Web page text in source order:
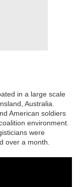
in a large scale
Australia.
American soldiers
environment.
were
over a month.